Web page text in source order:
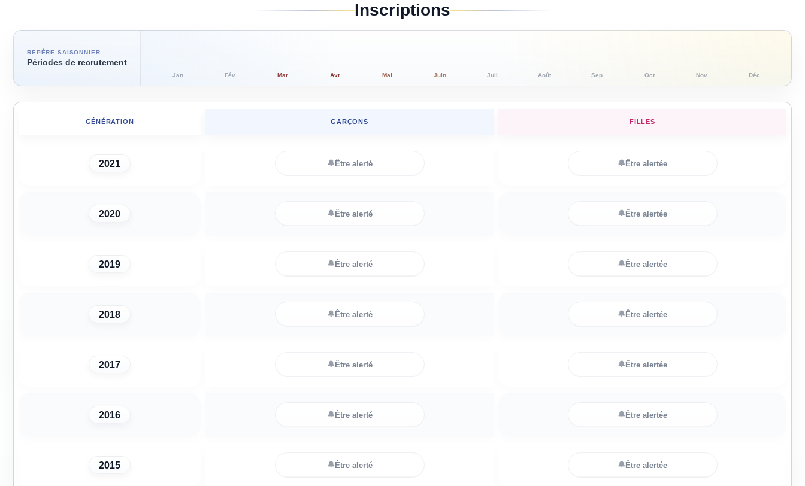
Inscriptions
REPÈRE SAISONNIER
Périodes de recrutement
Jan Fév Mar Avr Mai Juin Juil Août Sep Oct Nov Déc
GÉNÉRATION GARÇONS FILLES
2021 🔔Être alerté 🔔Être alertée
2020 🔔Être alerté 🔔Être alertée
2019 🔔Être alerté 🔔Être alertée
2018 🔔Être alerté 🔔Être alertée
2017 🔔Être alerté 🔔Être alertée
2016 🔔Être alerté 🔔Être alertée
2015 🔔Être alerté 🔔Être alertée